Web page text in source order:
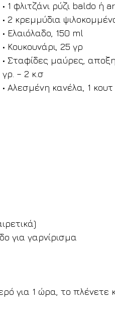
• 1 φλιτζάνι ρύζι baldo ή
• 2 κρεμμύδια
• Ελαιόλαδο, 150 ml
• Κουκουνάρι, 25 γρ
• Σταφίδες μαύρες,
γρ. – 2 κ.σ
• Αλεσμένη κανέλα, 1 κουτ
για γαρνίρισμα
για 1 ώρα, το πλένετε